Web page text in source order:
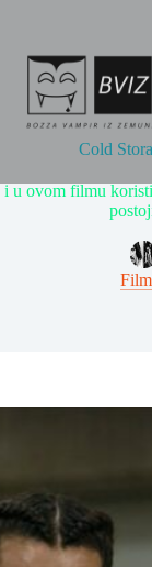
Cold
i u ovom filmu
Film